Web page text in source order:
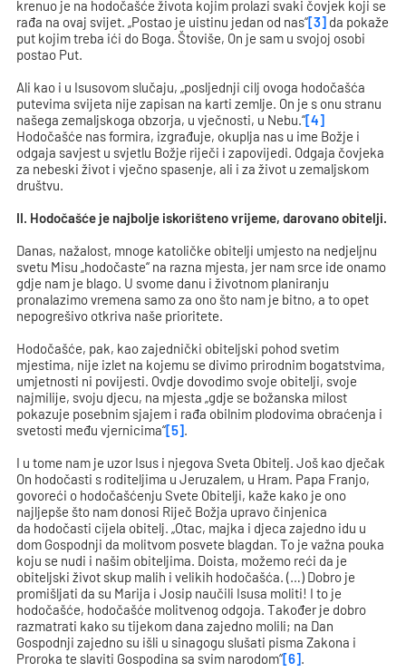
krenuo je na hodočašće života kojim prolazi svaki čovjek koji se
rađa na ovaj svijet. „Postao je uistinu jedan od nas“[3] da pokaže
put kojim treba ići do Boga. Štoviše, On je sam u svojoj osobi
postao Put.
Ali kao i u Isusovom slučaju, „posljednji cilj ovoga hodočašća
putevima svijeta nije zapisan na karti zemlje. On je s onu stranu
našega zemaljskoga obzorja, u vječnosti, u Nebu.“[4]
Hodočašće nas formira, izgrađuje, okuplja nas u ime Božje i
odgaja savjest u svjetlu Božje riječi i zapovijedi. Odgaja čovjeka
za nebeski život i vječno spasenje, ali i za život u zemaljskom
društvu.
II. Hodočašće je najbolje iskorišteno vrijeme, darovano obitelji.
Danas, nažalost, mnoge katoličke obitelji umjesto na nedjeljnu
svetu Misu „hodočaste“ na razna mjesta, jer nam srce ide onamo
gdje nam je blago. U svome danu i životnom planiranju
pronalazimo vremena samo za ono što nam je bitno, a to opet
nepogrešivo otkriva naše prioritete.
Hodočašće, pak, kao zajednički obiteljski pohod svetim
mjestima, nije izlet na kojemu se divimo prirodnim bogatstvima,
umjetnosti ni povijesti. Ovdje dovodimo svoje obitelji, svoje
najmilije, svoju djecu, na mjesta „gdje se božanska milost
pokazuje posebnim sjajem i rađa obilnim plodovima obraćenja i
svetosti među vjernicima“[5].
I u tome nam je uzor Isus i njegova Sveta Obitelj. Još kao dječak
On hodočasti s roditeljima u Jeruzalem, u Hram. Papa Franjo,
govoreći o hodočašćenju Svete Obitelji, kaže kako je ono
najljepše što nam donosi Riječ Božja upravo činjenica
da hodočasti cijela obitelj. „Otac, majka i djeca zajedno idu u
dom Gospodnji da molitvom posvete blagdan. To je važna pouka
koju se nudi i našim obiteljima. Doista, možemo reći da je
obiteljski život skup malih i velikih hodočašća. (…) Dobro je
promišljati da su Marija i Josip naučili Isusa moliti! I to je
hodočašće, hodočašće molitvenog odgoja. Također je dobro
razmatrati kako su tijekom dana zajedno molili; na Dan
Gospodnji zajedno su išli u sinagogu slušati pisma Zakona i
Proroka te slaviti Gospodina sa svim narodom“[6].